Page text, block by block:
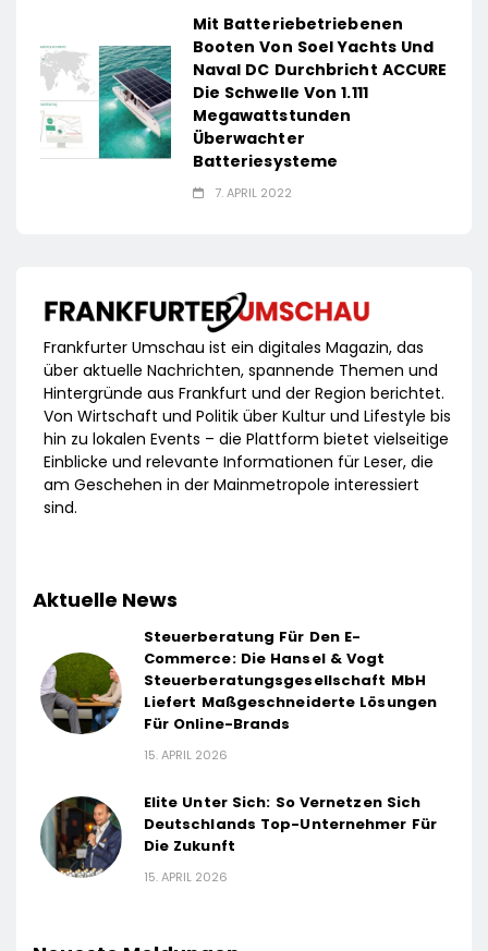
Mit Batteriebetriebenen
Booten Von Soel Yachts Und
Naval DC Durchbricht ACCURE
Die Schwelle Von 1.111
Megawattstunden
Überwachter
Batteriesysteme
7. APRIL 2022
Frankfurter Umschau ist ein digitales Magazin, das
über aktuelle Nachrichten, spannende Themen und
Hintergründe aus Frankfurt und der Region berichtet.
Von Wirtschaft und Politik über Kultur und Lifestyle bis
hin zu lokalen Events – die Plattform bietet vielseitige
Einblicke und relevante Informationen für Leser, die
am Geschehen in der Mainmetropole interessiert
sind.
Aktuelle News
Steuerberatung Für Den E-
Commerce: Die Hansel & Vogt
Steuerberatungsgesellschaft MbH
Liefert Maßgeschneiderte Lösungen
Für Online-Brands
15. APRIL 2026
Elite Unter Sich: So Vernetzen Sich
Deutschlands Top-Unternehmer Für
Die Zukunft
15. APRIL 2026